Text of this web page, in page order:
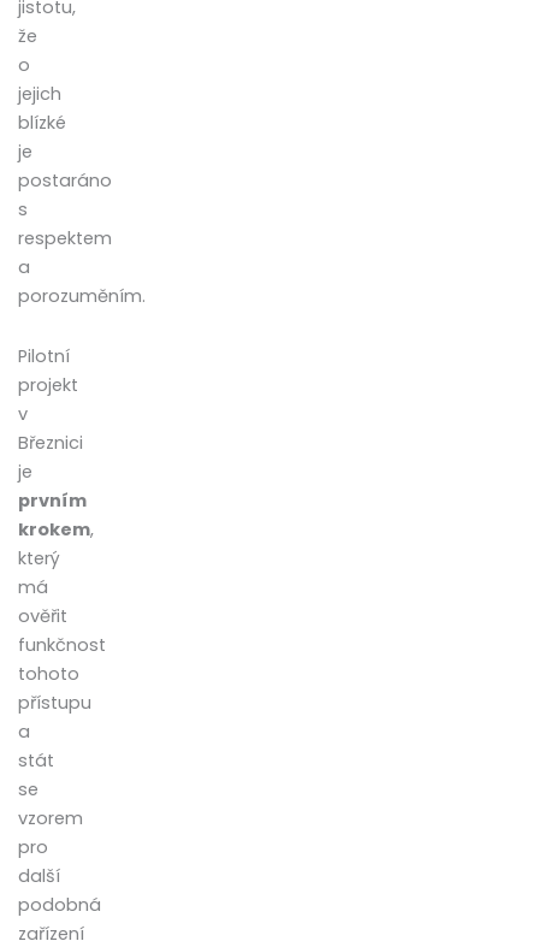
jistotu,
že
o
jejich
blízké
je
postaráno
s
respektem
a
porozuměním.
Pilotní
projekt
v
Březnici
je
prvním
krokem,
který
má
ověřit
funkčnost
tohoto
přístupu
a
stát
se
vzorem
pro
další
podobná
zařízení